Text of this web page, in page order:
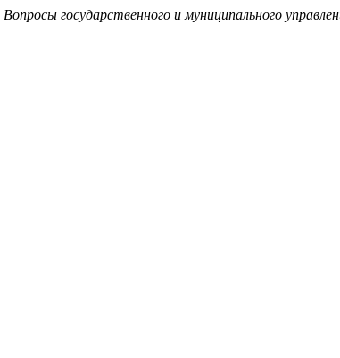
Вопросы государственного и муниципального